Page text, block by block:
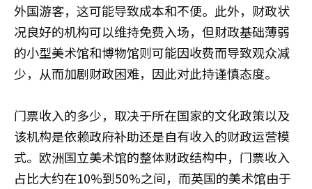
外国游客，这可能导致成本和不便。此外，财政状
况良好的机构可以维持免费入场，但财政基础薄弱
的小型美术馆和博物馆则可能因收费而导致观众减
少，从而加剧财政困难，因此对此持谨慎态度。
门票收入的多少，取决于所在国家的文化政策以及
该机构是依赖政府补助还是自有收入的财政运营模
式。欧洲国立美术馆的整体财政结构中，门票收入
占比大约在10%到50%之间，而英国的美术馆由于